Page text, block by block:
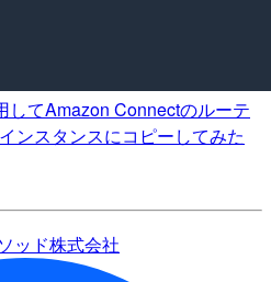
してAmazon Connectのルーテ
ンスタンスにコピーしてみた
ッド株式会社